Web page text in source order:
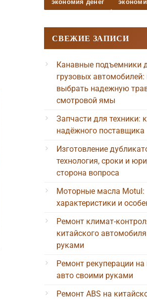
экономия денег
СВЕЖИЕ ЗАПИСИ
Канавные подъемники
грузовых автомобилей:
выбрать надежную
смотровой ямы
Запчасти для техники:
надёжного поставщика
Изготовление
технология, сроки и
сторона вопроса
Моторные масла Motul:
характеристики и
Ремонт климат-
китайского
руками
Ремонт рекуперации
авто своими руками
Ремонт ABS на